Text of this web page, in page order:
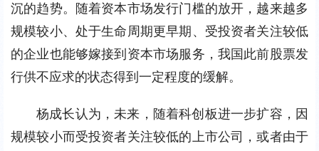
沉的趋势。随着资本市场发行门槛的放开，越来越多
规模较小、处于生命周期更早期、受投资者关注较低
的企业也能够嫁接到资本市场服务，我国此前股票发
行供不应求的状态得到一定程度的缓解。
杨成长认为，未来，随着科创板进一步扩容，因
规模较小而受投资者关注较低的上市公司，或者由于